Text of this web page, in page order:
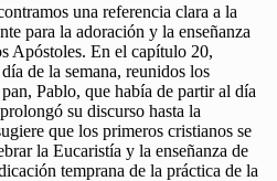
una referencia clara a la
para la adoración y la enseñanza
Apóstoles. En el capítulo 20,
de la semana, reunidos los
Pablo, que había de partir al día
su discurso hasta la
que los primeros cristianos se
la Eucaristía y la enseñanza de
temprana de la práctica de la